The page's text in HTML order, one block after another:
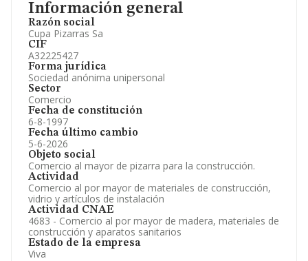
Información general
Razón social
Cupa Pizarras Sa
CIF
A32225427
Forma jurídica
Sociedad anónima unipersonal
Sector
Comercio
Fecha de constitución
6-8-1997
Fecha último cambio
5-6-2026
Objeto social
Comercio al mayor de pizarra para la construcción.
Actividad
Comercio al por mayor de materiales de construcción,
vidrio y artículos de instalación
Actividad CNAE
4683 - Comercio al por mayor de madera, materiales de
construcción y aparatos sanitarios
Estado de la empresa
Viva